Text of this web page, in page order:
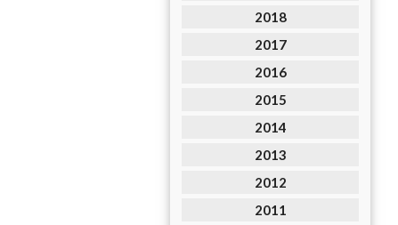
2018
2017
2016
2015
2014
2013
2012
2011